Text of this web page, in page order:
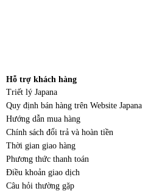
Hỗ trợ khách hàng
Triết lý Japana
Quy định bán hàng trên Website Japana
Hướng dẫn mua hàng
Chính sách đổi trả và hoàn tiền
Thời gian giao hàng
Phương thức thanh toán
Điều khoản giao dịch
Câu hỏi thường gặp